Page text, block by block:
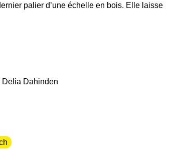
palier d’une échelle en bois. Elle laisse
Delia Dahinden